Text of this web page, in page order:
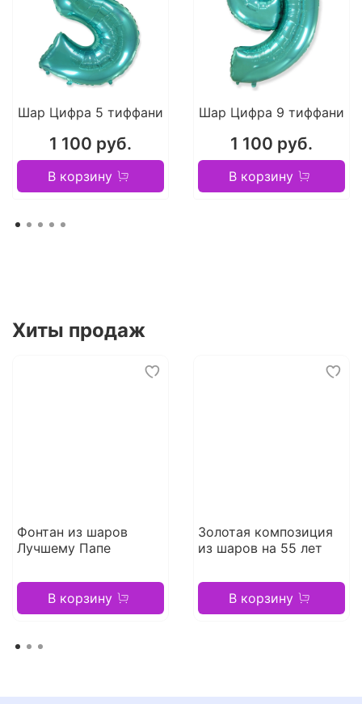
Шар Цифра 5 тиффани
1 100 руб.
В корзину
Шар Цифра 9 тиффани
1 100 руб.
В корзину
Хиты продаж
Фонтан из шаров
Лучшему Папе
В корзину
Золотая композиция
из шаров на 55 лет
В корзину